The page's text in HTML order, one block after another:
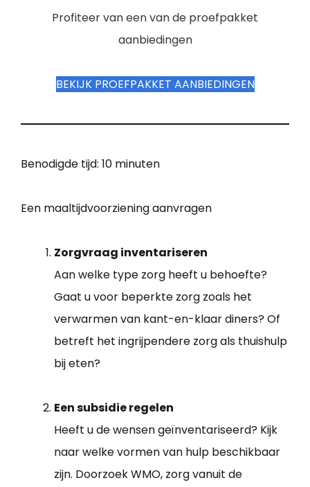
Profiteer van een van de proefpakket
aanbiedingen
BEKIJK PROEFPAKKET AANBIEDINGEN
Benodigde tijd: 10 minuten
Een maaltijdvoorziening aanvragen
Zorgvraag inventariseren
Aan welke type zorg heeft u behoefte?
Gaat u voor beperkte zorg zoals het
verwarmen van kant-en-klaar diners? Of
betreft het ingrijpendere zorg als thuishulp
bij eten?
Een subsidie regelen
Heeft u de wensen geïnventariseerd? Kijk
naar welke vormen van hulp beschikbaar
zijn. Doorzoek WMO, zorg vanuit de